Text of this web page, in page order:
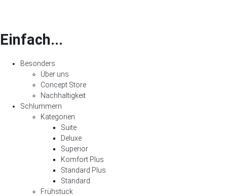
Einfach...
Besonders
Über uns
Concept Store
Nachhaltigkeit
Schlummern
Kategorien
Suite
Deluxe
Superior
Komfort Plus
Standard Plus
Standard
Frühstück